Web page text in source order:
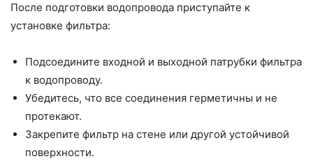
После подготовки водопровода приступайте к
установке фильтра:
Подсоедините входной и выходной патрубки фильтра
к водопроводу.
Убедитесь, что все соединения герметичны и не
протекают.
Закрепите фильтр на стене или другой устойчивой
поверхности.